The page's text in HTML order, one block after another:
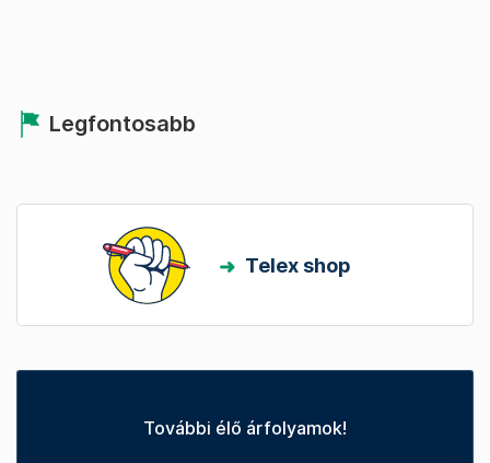
Legfontosabb
Telex shop
További élő árfolyamok!